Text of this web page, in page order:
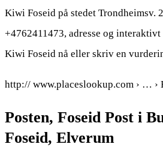
Kiwi Foseid på stedet Trondheimsv.
+4762411473, adresse og
Kiwi Foseid nå eller skriv en
http:// www.placeslookup.com › … ›
Posten, Foseid Post i
Foseid, Elverum